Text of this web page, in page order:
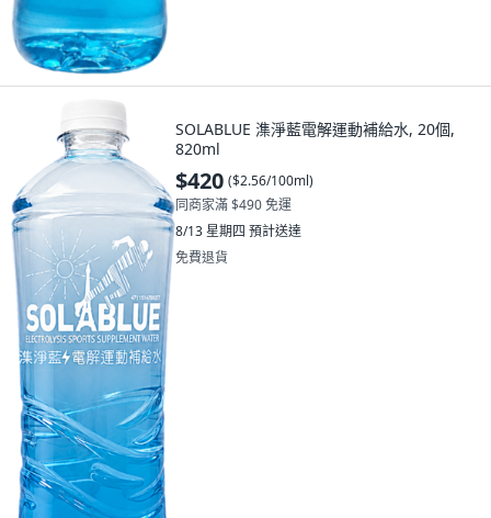
SOLABLUE 潗淨藍電解運動補給水, 20個,
820ml
$420 ($2.56/100ml)
同商家滿 $490 免運
8/13 星期四 預計送達
免費退貨